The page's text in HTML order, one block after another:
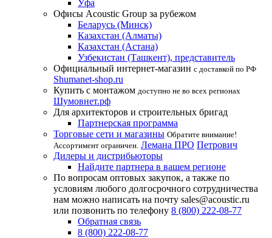
Уфа
Офисы Acoustic Group за рубежом
Беларусь (Минск)
Казахстан (Алматы)
Казахстан (Астана)
Узбекистан (Ташкент), представитель
Официальный интернет-магазин с доставкой по РФ
Shumanet-shop.ru
Купить с монтажом доступно не во всех регионах
Шумовнет.рф
Для архитекторов и строительных бригад
Партнерская программа
Торговые сети и магазины Обратите внимание!
Ассортимент ограничен. Лемана ПРО Петрович
Дилеры и дистрибьюторы
Найдите партнера в вашем регионе
По вопросам оптовых закупок, а также по
условиям любого долгосрочного сотрудничества
нам можно написать на почту sales@acoustic.ru
или позвонить по телефону 8 (800) 222-08-77
Обратная связь
8 (800) 222-08-77